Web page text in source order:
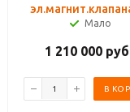
Мало
1 210 000
В